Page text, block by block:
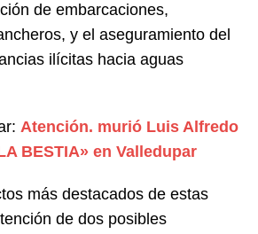
de embarcaciones,
y el aseguramiento del
ilícitas hacia aguas
Atención. murió Luis Alfredo
BESTIA» en Valledupar
más destacados de estas
de dos posibles